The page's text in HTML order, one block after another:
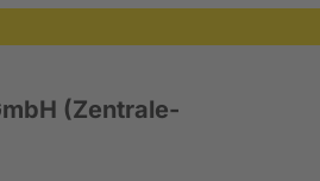
(Zentrale-